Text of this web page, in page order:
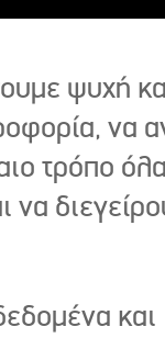
ψυχή
να
τρόπο
να
και